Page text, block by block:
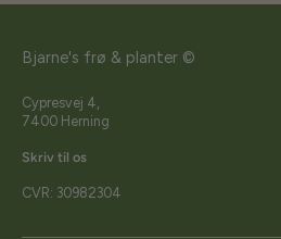
Bjarne's frø & planter ©
Cypresvej 4,
7400 Herning
Skriv til os
CVR: 30982304